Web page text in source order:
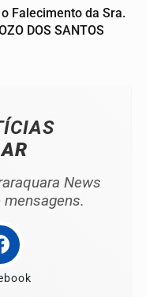
Falecimento da Sra.
DOS SANTOS
News